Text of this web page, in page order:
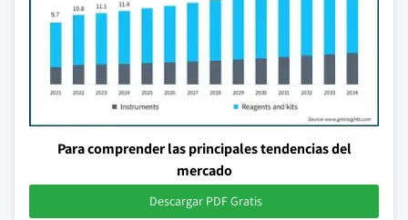
Para comprender las principales tendencias del
mercado
Descargar PDF Gratis